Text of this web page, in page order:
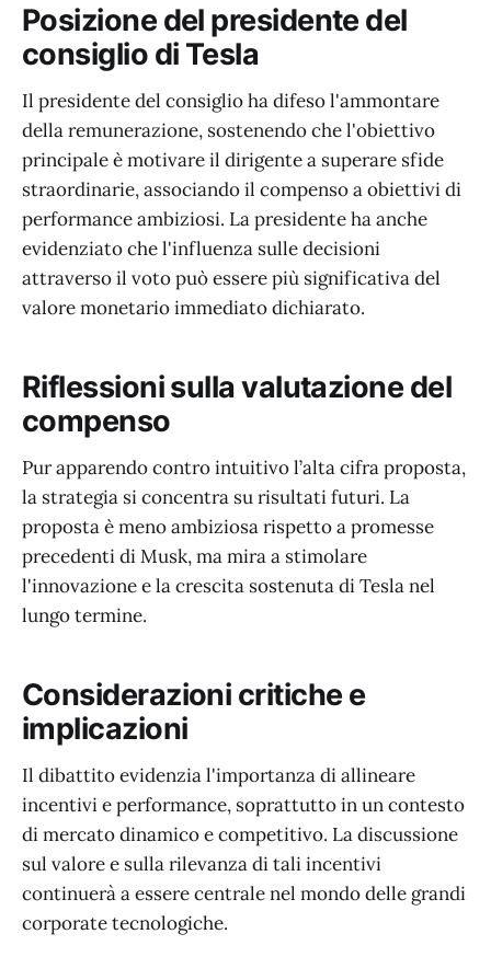
Posizione del presidente del
consiglio di Tesla
Il presidente del consiglio ha difeso l'ammontare
della remunerazione, sostenendo che l'obiettivo
principale è motivare il dirigente a superare sfide
straordinarie, associando il compenso a obiettivi di
performance ambiziosi. La presidente ha anche
evidenziato che l'influenza sulle decisioni
attraverso il voto può essere più significativa del
valore monetario immediato dichiarato.
Riflessioni sulla valutazione del
compenso
Pur apparendo contro intuitivo l’alta cifra proposta,
la strategia si concentra su risultati futuri. La
proposta è meno ambiziosa rispetto a promesse
precedenti di Musk, ma mira a stimolare
l'innovazione e la crescita sostenuta di Tesla nel
lungo termine.
Considerazioni critiche e
implicazioni
Il dibattito evidenzia l'importanza di allineare
incentivi e performance, soprattutto in un contesto
di mercato dinamico e competitivo. La discussione
sul valore e sulla rilevanza di tali incentivi
continuerà a essere centrale nel mondo delle grandi
corporate tecnologiche.